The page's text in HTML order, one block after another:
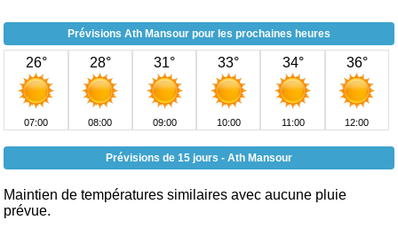
Prévisions Ath Mansour pour les prochaines heures
26°
07:00
28°
08:00
31°
09:00
33°
10:00
34°
11:00
36°
12:00
Prévisions de 15 jours - Ath Mansour
Maintien de températures similaires avec aucune pluie
prévue.